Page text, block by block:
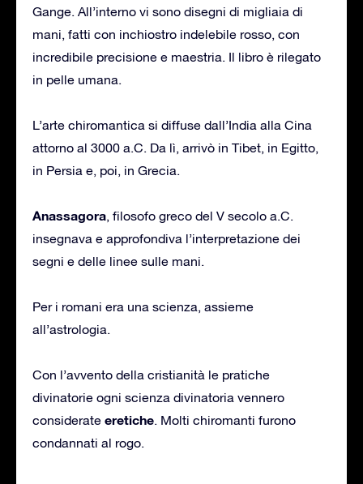
Gange. All’interno vi sono disegni di migliaia di
mani, fatti con inchiostro indelebile rosso, con
incredibile precisione e maestria. Il libro è rilegato
in pelle umana.
L’arte chiromantica si diffuse dall’India alla Cina
attorno al 3000 a.C. Da lì, arrivò in Tibet, in Egitto,
in Persia e, poi, in Grecia.
Anassagora, filosofo greco del V secolo a.C.
insegnava e approfondiva l’interpretazione dei
segni e delle linee sulle mani.
Per i romani era una scienza, assieme
all’astrologia.
Con l’avvento della cristianità le pratiche
divinatorie ogni scienza divinatoria vennero
considerate eretiche. Molti chiromanti furono
condannati al rogo.